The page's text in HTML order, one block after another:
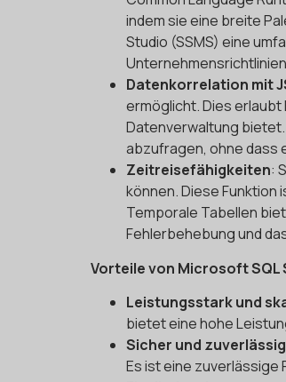
indem sie eine breite
Studio (SSMS) eine
Datenkorrelation mit
ermöglicht. Dies
Datenverwaltung bietet.
abzufragen, ohne dass
Zeitreisefähigkeiten:
können. Diese
Temporale Tabellen
Fehlerbehebung und
Vorteile von Microsoft SQL
Leistungsstark und
bietet eine hohe
Sicher und zuverlässig
Es ist eine